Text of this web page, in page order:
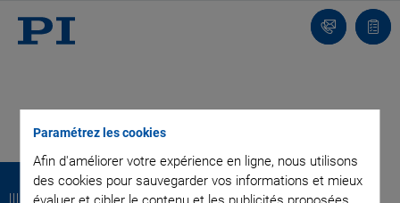
Paramétrez les cookies
Afin d'améliorer votre expérience en ligne, nous utilisons
des cookies pour sauvegarder vos informations et mieux
Contact
R
R
R
R